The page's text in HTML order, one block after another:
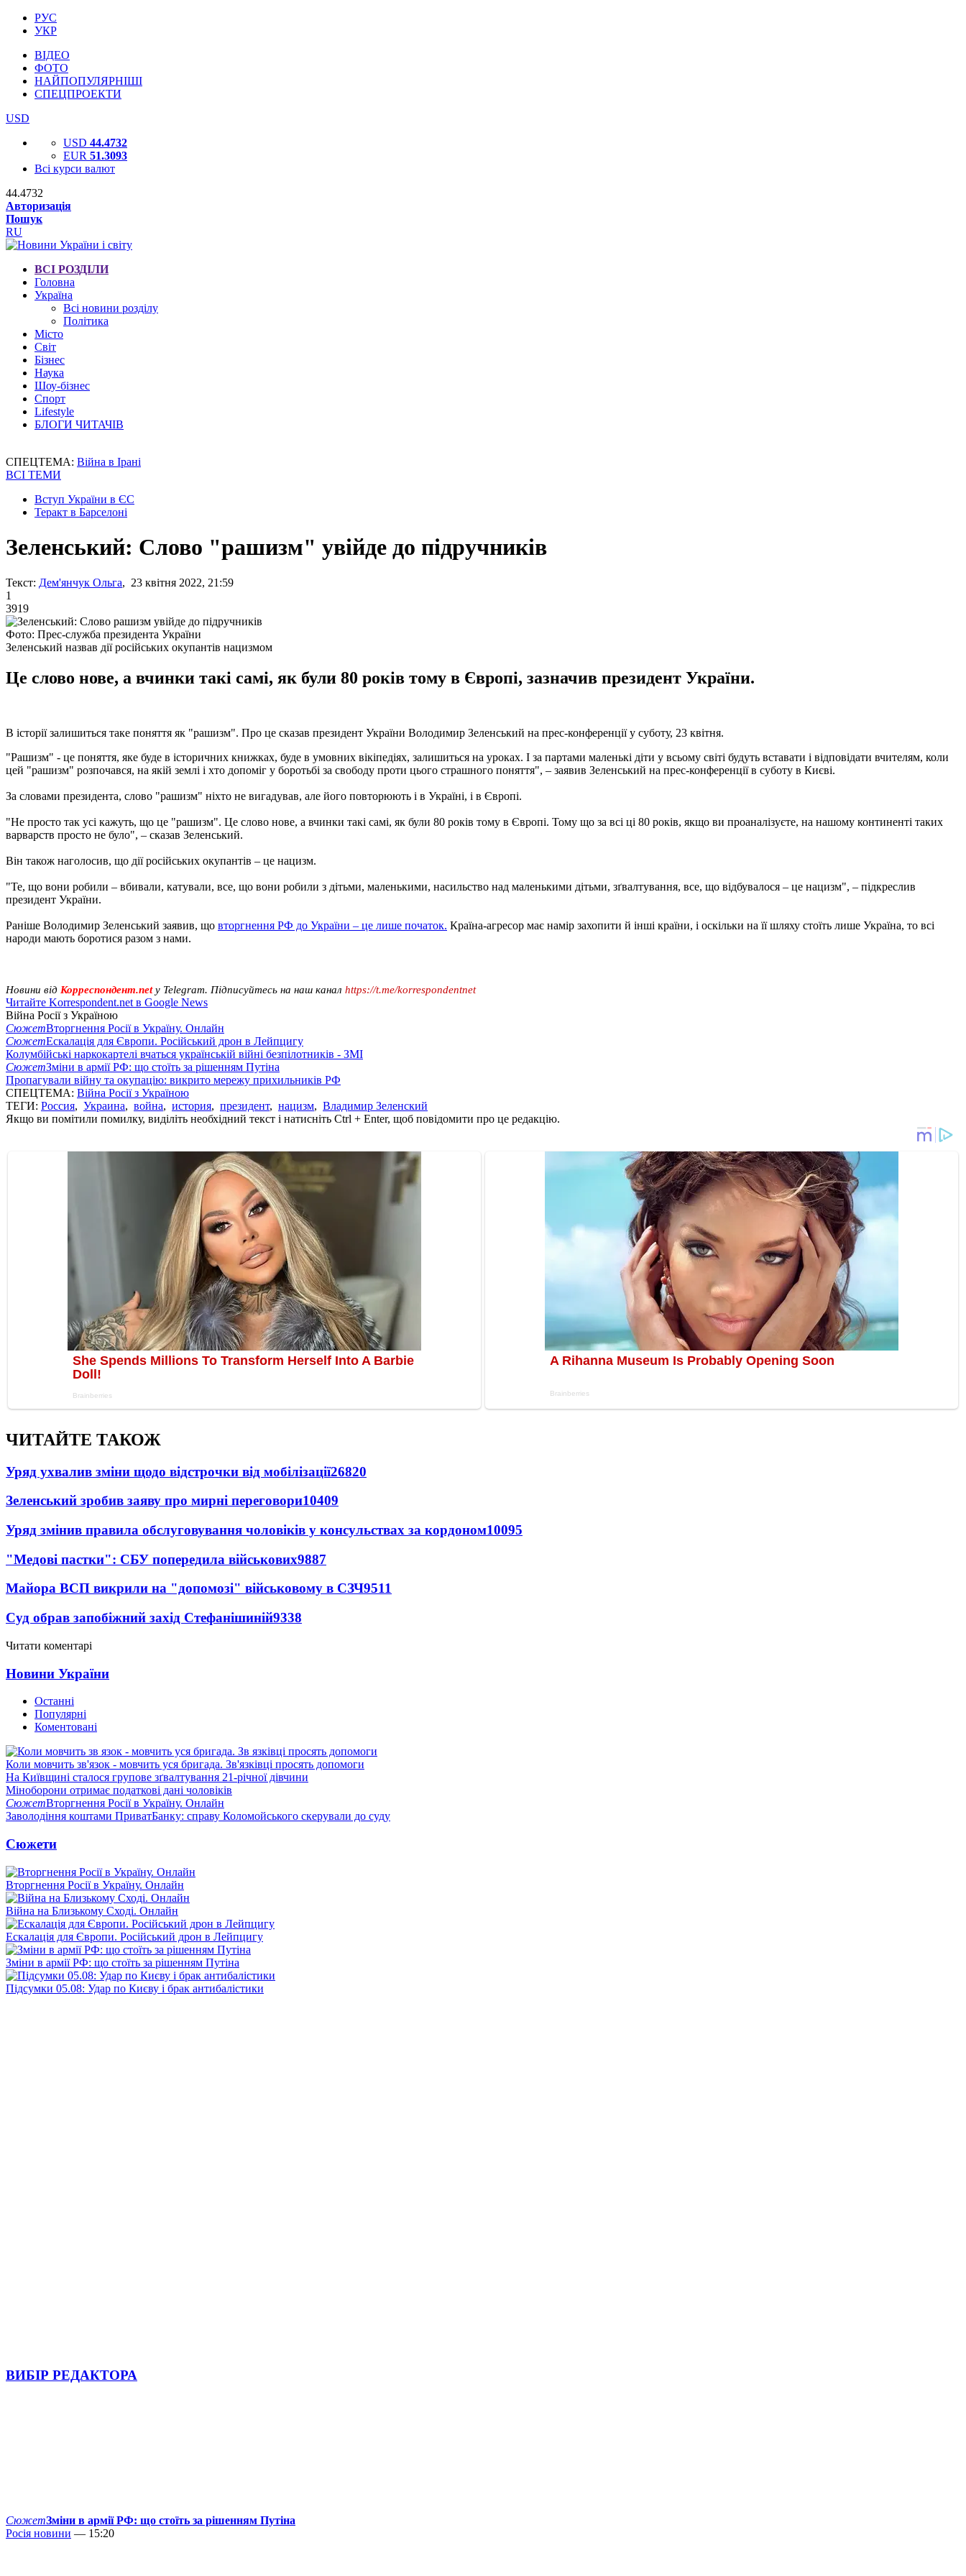
РУС
УКР
ВІДЕО
ФОТО
НАЙПОПУЛЯРНІШІ
СПЕЦПРОЕКТИ
USD
USD 44.4732
EUR 51.3093
Всі курси валют
44.4732
Авторизація
Пошук
RU
ВСІ РОЗДІЛИ
Головна
Україна
Всі новини розділу
Політика
Місто
Світ
Бізнес
Наука
Шоу-бізнес
Спорт
Lifestyle
БЛОГИ ЧИТАЧІВ
СПЕЦТЕМА: Війна в Ірані
ВСІ ТЕМИ
Вступ України в ЄС
Теракт в Барселоні
Зеленський: Слово "рашизм" увійде до підручників
Текст: Дем'янчук Ольга, 23 квітня 2022, 21:59
1
3919
Фото: Прес-служба президента України
Зеленський назвав дії російських окупантів нацизмом
Це слово нове, а вчинки такі самі, як були 80 років тому в Європі, зазначив президент України.
В історії залишиться таке поняття як "рашизм". Про це сказав президент України Володимир Зеленський на прес-конференції у суботу, 23 квітня.
"Рашизм" - це поняття, яке буде в історичних книжках, буде в умовних вікіпедіях, залишиться на уроках. І за партами маленькі діти у всьому світі будуть вставати і відповідати вчителям, коли
цей "рашизм" розпочався, на якій землі і хто допоміг у боротьбі за свободу проти цього страшного поняття", – заявив Зеленський на прес-конференції в суботу в Києві.
За словами президента, слово "рашизм" ніхто не вигадував, але його повторюють і в Україні, і в Європі.
"Не просто так усі кажуть, що це "рашизм". Це слово нове, а вчинки такі самі, як були 80 років тому в Європі. Тому що за всі ці 80 років, якщо ви проаналізуєте, на нашому континенті таких
варварств просто не було", – сказав Зеленський.
Він також наголосив, що дії російських окупантів – це нацизм.
"Те, що вони робили – вбивали, катували, все, що вони робили з дітьми, маленькими, насильство над маленькими дітьми, зґвалтування, все, що відбувалося – це нацизм", – підкреслив
президент України.
Раніше Володимир Зеленський заявив, що вторгнення РФ до України – це лише початок. Країна-агресор має намір захопити й інші країни, і оскільки на її шляху стоїть лише Україна, то всі
народи мають боротися разом з нами.
Новини від Корреспондент.netу Telegram. Підписуйтесь на наш канал https://t.me/korrespondentnet
Читайте Korrespondent.net в Google News
Війна Росії з Україною
СюжетВторгнення Росії в Україну. Онлайн
СюжетЕскалація для Європи. Російський дрон в Лейпцигу
Колумбійські наркокартелі вчаться українській війні безпілотників - ЗМІ
СюжетЗміни в армії РФ: що стоїть за рішенням Путіна
Пропагували війну та окупацію: викрито мережу прихильників РФ
СПЕЦТЕМА: Війна Росії з Україною
ТЕГИ: Россия, Украина, война, история, президент, нацизм, Владимир Зеленский
Якщо ви помітили помилку, виділіть необхідний текст і натисніть Ctrl + Enter, щоб повідомити про це редакцію.
ЧИТАЙТЕ ТАКОЖ
Уряд ухвалив зміни щодо відстрочки від мобілізації26820
Зеленський зробив заяву про мирні переговори10409
Уряд змінив правила обслуговування чоловіків у консульствах за кордоном10095
"Медові пастки": СБУ попередила військових9887
Майора ВСП викрили на "допомозі" військовому в СЗЧ9511
Суд обрав запобіжний захід Стефанішиній9338
Читати коментарі
Новини України
Останні
Популярні
Коментовані
Коли мовчить зв'язок - мовчить уся бригада. Зв'язківці просять допомоги
На Київщині сталося групове зґвалтування 21-річної дівчини
Міноборони отримає податкові дані чоловіків
СюжетВторгнення Росії в Україну. Онлайн
Заволодіння коштами ПриватБанку: справу Коломойського скерували до суду
Сюжети
Вторгнення Росії в Україну. Онлайн
Війна на Близькому Сході. Онлайн
Ескалація для Європи. Російський дрон в Лейпцигу
Зміни в армії РФ: що стоїть за рішенням Путіна
Підсумки 05.08: Удар по Києву і брак антибалістики
ВИБІР РЕДАКТОРА
СюжетЗміни в армії РФ: що стоїть за рішенням Путіна
Росія новини — 15:20